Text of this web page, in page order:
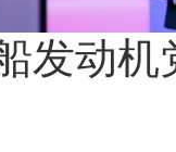
发动机